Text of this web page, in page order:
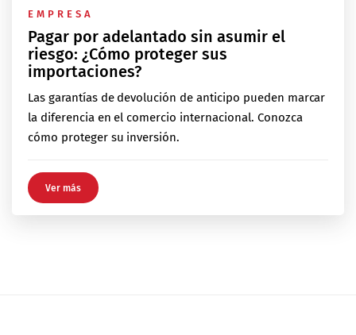
EMPRESA
Pagar por adelantado sin asumir el
riesgo: ¿Cómo proteger sus
importaciones?
Las garantías de devolución de anticipo pueden marcar
la diferencia en el comercio internacional. Conozca
cómo proteger su inversión.
Ver más